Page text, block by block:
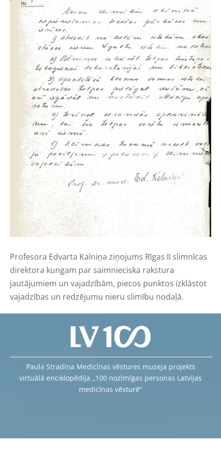
Profesora Edvarta Kalniņa ziņojums Rīgas II slimnīcas
direktora kungam par saimnieciska rakstura
jautājumiem un vajadzībām, piecos punktos izklāstot
vajadzības un redzējumu nieru slimību nodaļā.
Paula Stradiņa Medicīnas vēstures muzeja projekts
virtuālā enciklopēdija „100 nozīmīgas personas Latvijas
medicīnas vēsturē”